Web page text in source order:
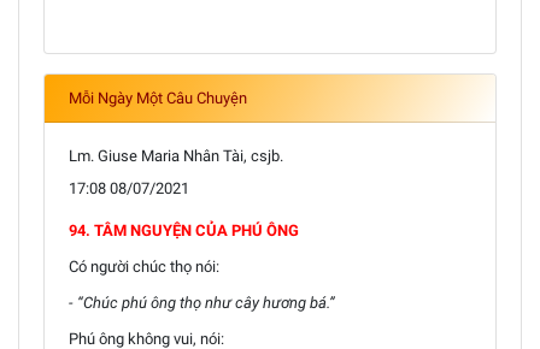
Mỗi Ngày Một Câu Chuyện
Lm. Giuse Maria Nhân Tài, csjb.
17:08 08/07/2021
94. TÂM NGUYỆN CỦA PHÚ ÔNG
Có người chúc thọ nói:
- “Chúc phú ông thọ như cây hương bá.”
Phú ông không vui, nói: